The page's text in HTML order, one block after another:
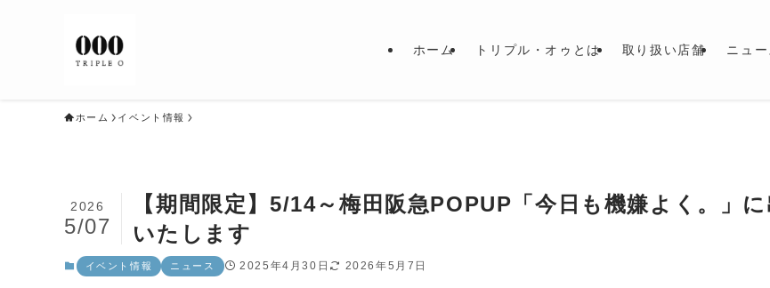
ホーム トリプル・オゥとは 取り扱い店舗 ニュ
ホーム イベント情報
【期間限定】5/14～梅田阪急POPUP「今日も機嫌よく。」に
いたします
2026
5/07
イベント情報 ニュース 2025年4月30日 2026年5月7日